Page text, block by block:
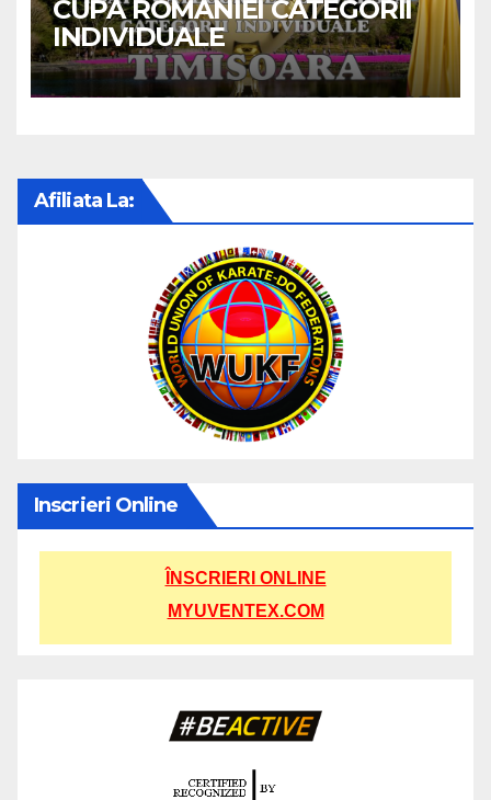
CUPA ROMANIEI CATEGORII
INDIVIDUALE
Afiliata La:
Inscrieri Online
ÎNSCRIERI ONLINE
MYUVENTEX.COM